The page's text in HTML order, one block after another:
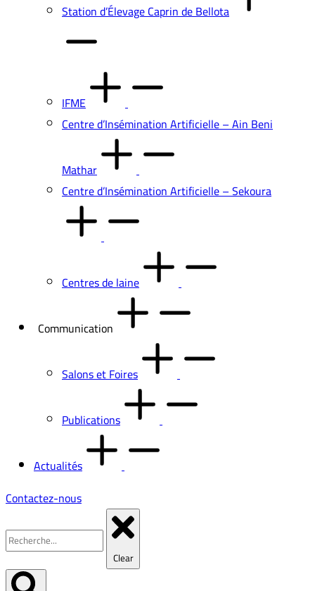
Station d’Élevage Caprin de Bellota
IFME
Centre d’Insémination Artificielle – Ain Beni
Mathar
Centre d’Insémination Artificielle – Sekoura
Centres de laine
Communication
Salons et Foires
Publications
Actualités
Contactez-nous
Clear